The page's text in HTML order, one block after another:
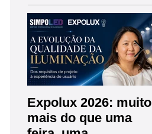
Expolux 2026: muito
mais do que uma